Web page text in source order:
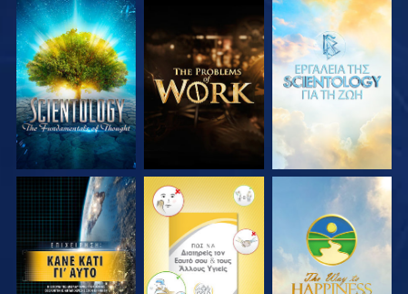
ΕΞΕΡΕΥΝΗΣΤΕ ΤΗ
ΣΕΙΡΑ
ΕΞΕΡΕΥΝΗΣΤΕ ΤΗ
ΣΕΙΡΑ
ΕΞΕΡΕΥΝΗΣΤΕ ΤΗ
ΣΕΙΡΑ
ΠΑΡΑΚΟΛΟΥΘΗΣΤΕ ΠΑΡΑΚΟΛΟΥΘΗΣΤΕ ΠΑΡΑΚΟΛΟΥΘΗΣΤΕ